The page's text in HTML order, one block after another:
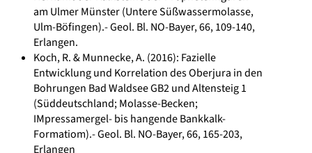
am Ulmer Münster (Untere Süßwassermolasse,
Ulm-Böfingen).- Geol. Bl. NO-Bayer, 66, 109-140,
Erlangen.
Koch, R. & Munnecke, A. (2016): Fazielle
Entwicklung und Korrelation des Oberjura in den
Bohrungen Bad Waldsee GB2 und Altensteig 1
(Süddeutschland; Molasse-Becken;
IMpressamergel- bis hangende Bankkalk-
Formatiom).- Geol. Bl. NO-Bayer, 66, 165-203,
Erlangen